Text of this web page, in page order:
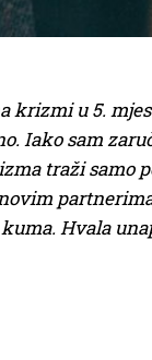
u 5.
Iako sam
traži samo
Hvala